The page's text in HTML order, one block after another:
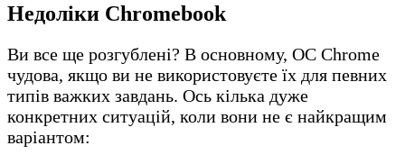
Недоліки Chromebook
Ви все ще розгублені? В основному, ОС Chrome
чудова, якщо ви не використовуєте їх для певних
типів важких завдань. Ось кілька дуже
конкретних ситуацій, коли вони не є найкращим
варіантом: